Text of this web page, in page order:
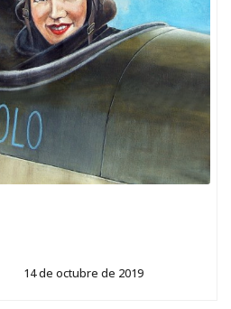
14 de octubre de 2019